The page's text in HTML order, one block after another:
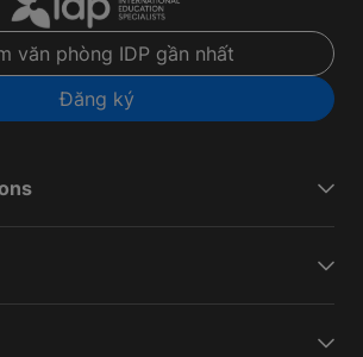
văn phòng IDP gần nhất
Đăng ký